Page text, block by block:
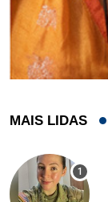
MAIS LIDAS